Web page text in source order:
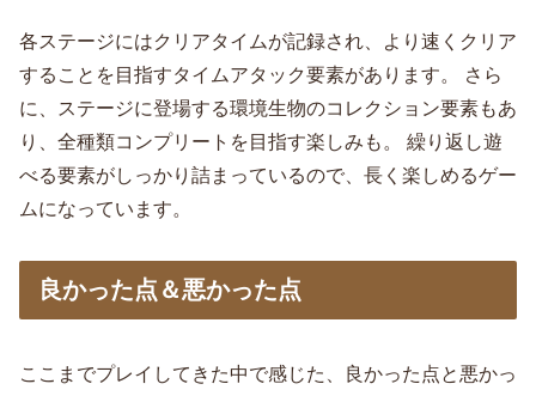
各ステージにはクリアタイムが記録され、より速くクリア
することを目指すタイムアタック要素があります。 さら
に、ステージに登場する環境生物のコレクション要素もあ
り、全種類コンプリートを目指す楽しみも。 繰り返し遊
べる要素がしっかり詰まっているので、長く楽しめるゲー
ムになっています。
良かった点＆悪かった点
ここまでプレイしてきた中で感じた、良かった点と悪かっ